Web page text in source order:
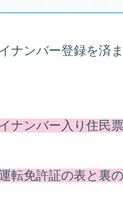
ナンバー登録を済
ナンバー入り住民
転免許証の表と裏